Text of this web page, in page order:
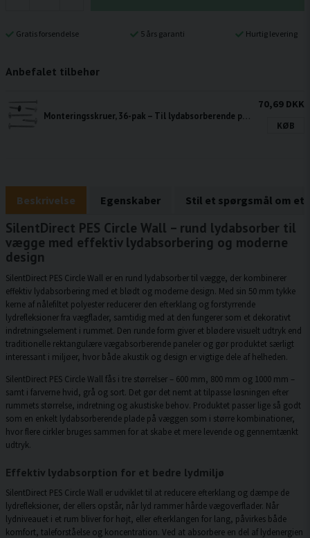
Gratis forsendelse 5 års garanti Hurtig levering
Anbefalet tilbehør
Monteringsskruer, 36-pak – Til lydabsorberende plader
70,69 DKK
KØB
Beskrivelse Egenskaber Stil et spørgsmål om et
SilentDirect PES Circle Wall – rund lydabsorber til
vægge med effektiv lydabsorbering og moderne
design
SilentDirect PES Circle Wall er en rund lydabsorber til vægge, der kombinerer
effektiv lydabsorbering med et blødt og moderne design. Med sin 50 mm tykke
kerne af nålefiltet polyester reducerer den efterklang og forstyrrende
lydrefleksioner fra vægflader, samtidig med at den fungerer som et dekorativt
indretningselement i rummet. Den runde form giver et blødere visuelt udtryk end
traditionelle rektangulære vægabsorberende paneler og gør produktet særligt
interessant i miljøer, hvor både akustik og design er vigtige dele af helheden.
SilentDirect PES Circle Wall fås i tre størrelser – 600 mm, 800 mm og 1000 mm –
samt i farverne hvid, grå og sort. Det gør det nemt at tilpasse løsningen efter
rummets størrelse, indretning og akustiske behov. Produktet passer lige så godt
som en enkelt lydabsorberende plade på væggen som i større kombinationer,
hvor flere cirkler bruges sammen for at skabe et mere levende og gennemtænkt
udtryk.
Effektiv lydabsorption for et bedre lydmiljø
SilentDirect PES Circle Wall er udviklet til at reducere efterklang og dæmpe de
lydrefleksioner, der ellers opstår, når lyd rammer hårde vægoverflader. Når
lydniveauet i et rum bliver for højt, eller efterklangen for lang, påvirkes både
komfort, taleforståelse og koncentration. Ved at absorbere en del af lydenergien